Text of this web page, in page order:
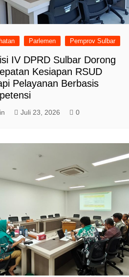
Parlemen Pemprov Sulbar
IV DPRD Sulbar Dorong
Kesiapan RSUD
Pelayanan Berbasis
Juli 23, 2026 0